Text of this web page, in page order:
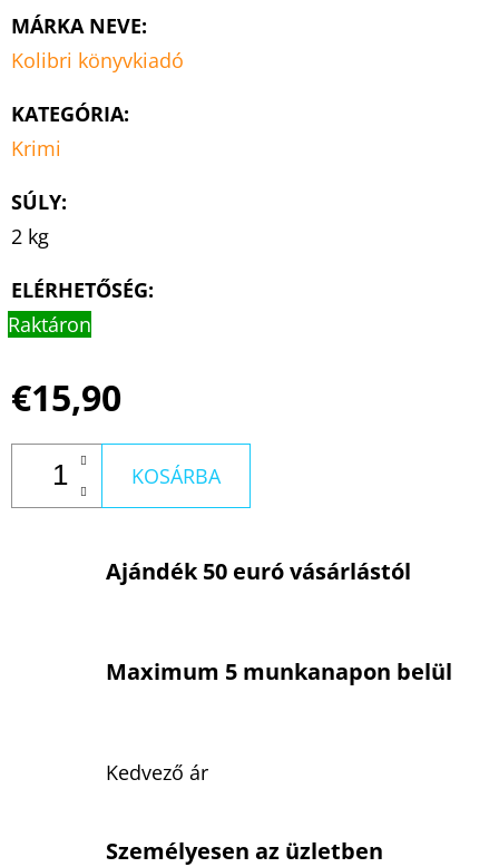
MÁRKA NEVE:
Kolibri könyvkiadó
KATEGÓRIA:
Krimi
SÚLY:
2 kg
ELÉRHETŐSÉG:
Raktáron
€15,90
KOSÁRBA
Ajándék 50 euró vásárlástól
Maximum 5 munkanapon belül
Kedvező ár
Személyesen az üzletben